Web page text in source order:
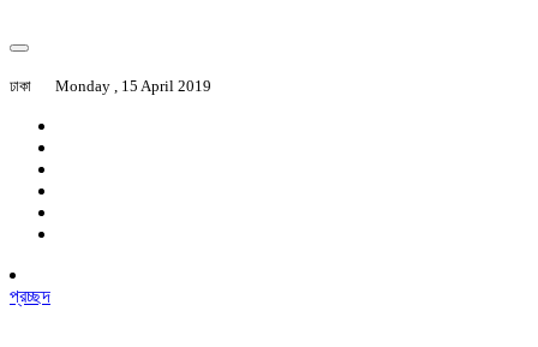
ঢাকা Monday , 15 April 2019
প্রচ্ছদ